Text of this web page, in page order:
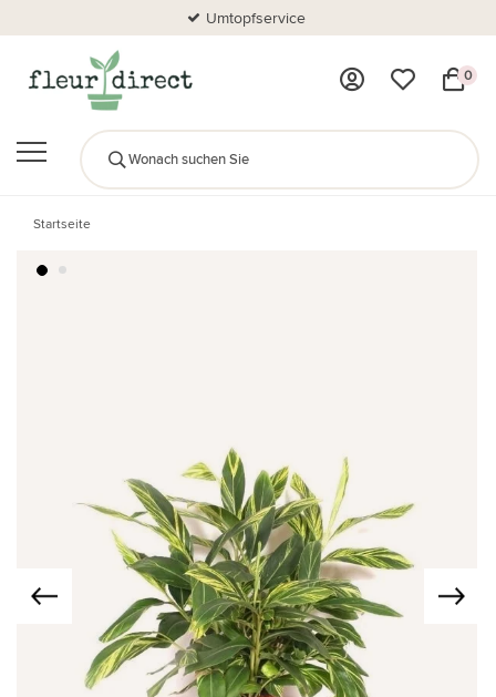
Umtopfservice
0
Startseite